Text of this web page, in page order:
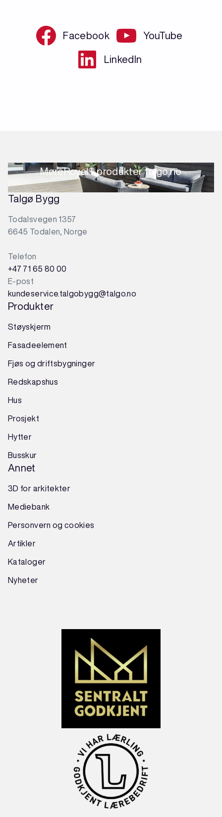
Facebook YouTube
LinkedIn
MøreRoyal® produkter talgo.no
Talgø Bygg
Todalsvegen 1357
6645 Todalen, Norge
Telefon
+47 71 65 80 00
E-post
kundeservice.talgobygg@talgo.no
Produkter
Støyskjerm
Fasadeelement
Fjøs og driftsbygninger
Redskapshus
Hus
Prosjekt
Hytter
Busskur
Annet
3D for arkitekter
Mediebank
Personvern og cookies
Artikler
Kataloger
Nyheter